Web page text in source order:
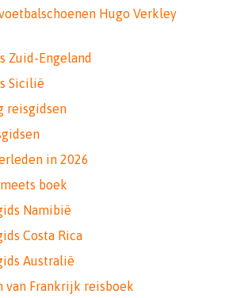
Hugo Verkley
Zuid-Engeland
Sicilië
reisgidsen
in 2026
boek
Namibië
Costa Rica
Australië
van Frankrijk reisboek